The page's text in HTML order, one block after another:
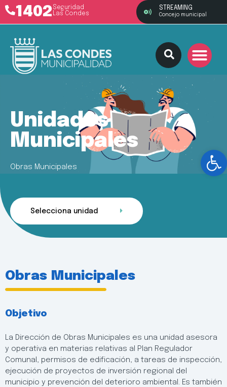
1402 Seguridad
Las Condes
STREAMING
Concejo municipal
Unidades
Municipales
Obras Municipales
Selecciona unidad
Obras Municipales
Objetivo
La Dirección de Obras Municipales es una unidad asesora
y operativa en materias relativas al Plan Regulador
Comunal, permisos de edificación, a tareas de inspección,
ejecución de proyectos de inversión regional del
municipio y prevención del deterioro ambiental. Es también